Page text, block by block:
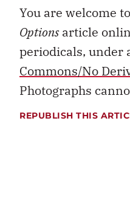
You are welcome
Optionsarticle
periodicals, under
Commons/No
Photographs
REPUBLISH THIS